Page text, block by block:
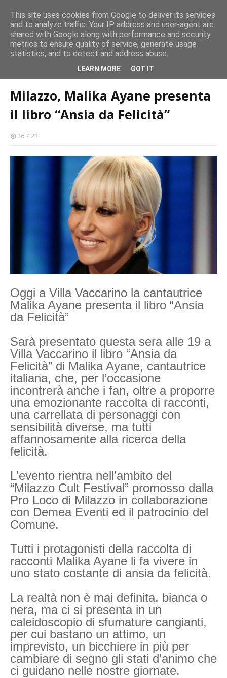
Milazzo 28ª Sagra del Pesce a Vaccarella: il programma
EVENTI
villa vaccarino
Milazzo, Malika Ayane presenta il libro
Milazzo, Malika Ayane presenta
il libro “Ansia da Felicità”
26.7.23
Oggi a Villa Vaccarino la cantautrice
Malika Ayane presenta il libro “Ansia
da Felicità”
Sarà presentato questa sera alle 19 a
Villa Vaccarino il libro “Ansia da
Felicità” di Malika Ayane, cantautrice
italiana, che, per l’occasione
incontrerà anche i fan, oltre a proporre
una emozionante raccolta di racconti,
una carrellata di personaggi con
sensibilità diverse, ma tutti
affannosamente alla ricerca della
felicità.
L’evento rientra nell’ambito del
“Milazzo Cult Festival” promosso dalla
Pro Loco di Milazzo in collaborazione
con Demea Eventi ed il patrocinio del
Comune.
Tutti i protagonisti della raccolta di
racconti Malika Ayane li fa vivere in
uno stato costante di ansia da felicità.
La realtà non è mai definita, bianca o
nera, ma ci si presenta in un
caleidoscopio di sfumature cangianti,
per cui bastano un attimo, un
imprevisto, un bicchiere in più per
cambiare di segno gli stati d’animo che
ci guidano nelle nostre giornate.
This site uses cookies from Google to deliver its services
and to analyze traffic. Your IP address and user-agent are
shared with Google along with performance and security
metrics to ensure quality of service, generate usage
statistics, and to detect and address abuse.
LEARN MORE GOT IT